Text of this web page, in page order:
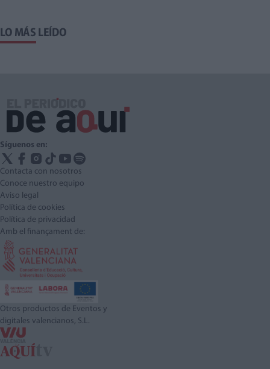
LO MÁS LEÍDO
Síguenos en:
Contacta con nosotros
Conoce nuestro equipo
Aviso legal
Política de cookies
Política de privacidad
Amb el finançament de:
Otros productos de Eventos y
digitales valencianos, S.L.